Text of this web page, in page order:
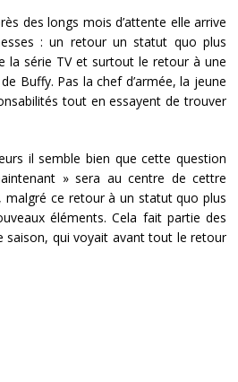
des longs mois d’attente elle arrive
: un retour un statut quo plus
la série TV et surtout le retour à une
Buffy. Pas la chef d’armée, la jeune
tout en essayent de trouver
il semble bien que cette question
» sera au centre de cettre
malgré ce retour à un statut quo plus
éléments. Cela fait partie des
saison, qui voyait avant tout le retour